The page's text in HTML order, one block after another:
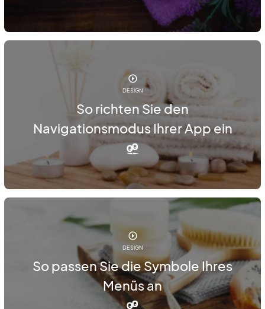
DESIGN
So richten Sie den
Navigationsmodus Ihrer App ein
DESIGN
So passen Sie die Symbole Ihres
Menüs an